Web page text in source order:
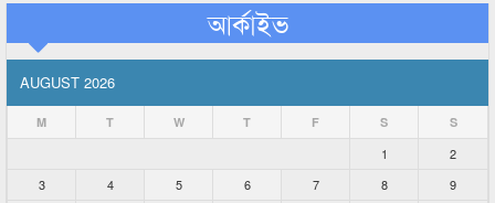
আর্কাইভ
AUGUST 2026
M T W T F S S
1
2
3
4 5 6 7 8
9